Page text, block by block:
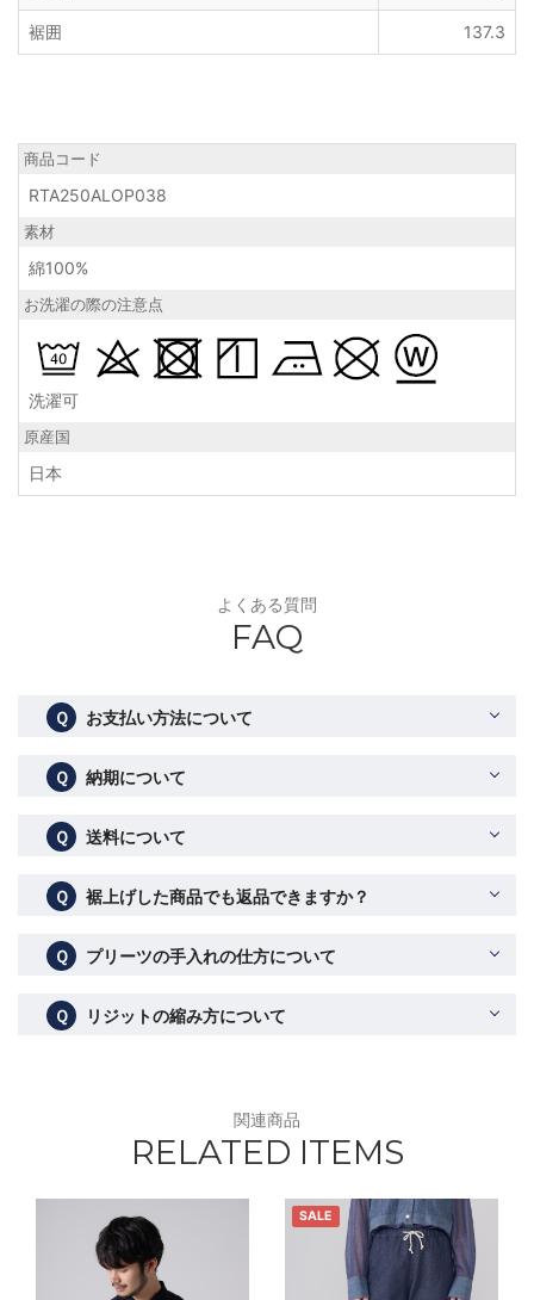
裾囲 137.3
商品コード
RTA250ALOP038
素材
綿100%
お洗濯の際の注意点
洗濯可
原産国
日本
よくある質問
FAQ
Ｑ お支払い方法について
Ｑ 納期について
Ｑ 送料について
Ｑ 裾上げした商品でも返品できますか？
Ｑ プリーツの手入れの仕方について
Ｑ リジットの縮み方について
関連商品
RELATED ITEMS
SALE